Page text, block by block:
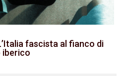
fascista al fianco di
iberico